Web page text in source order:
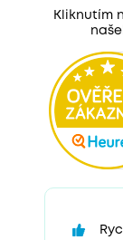
Kliknutím